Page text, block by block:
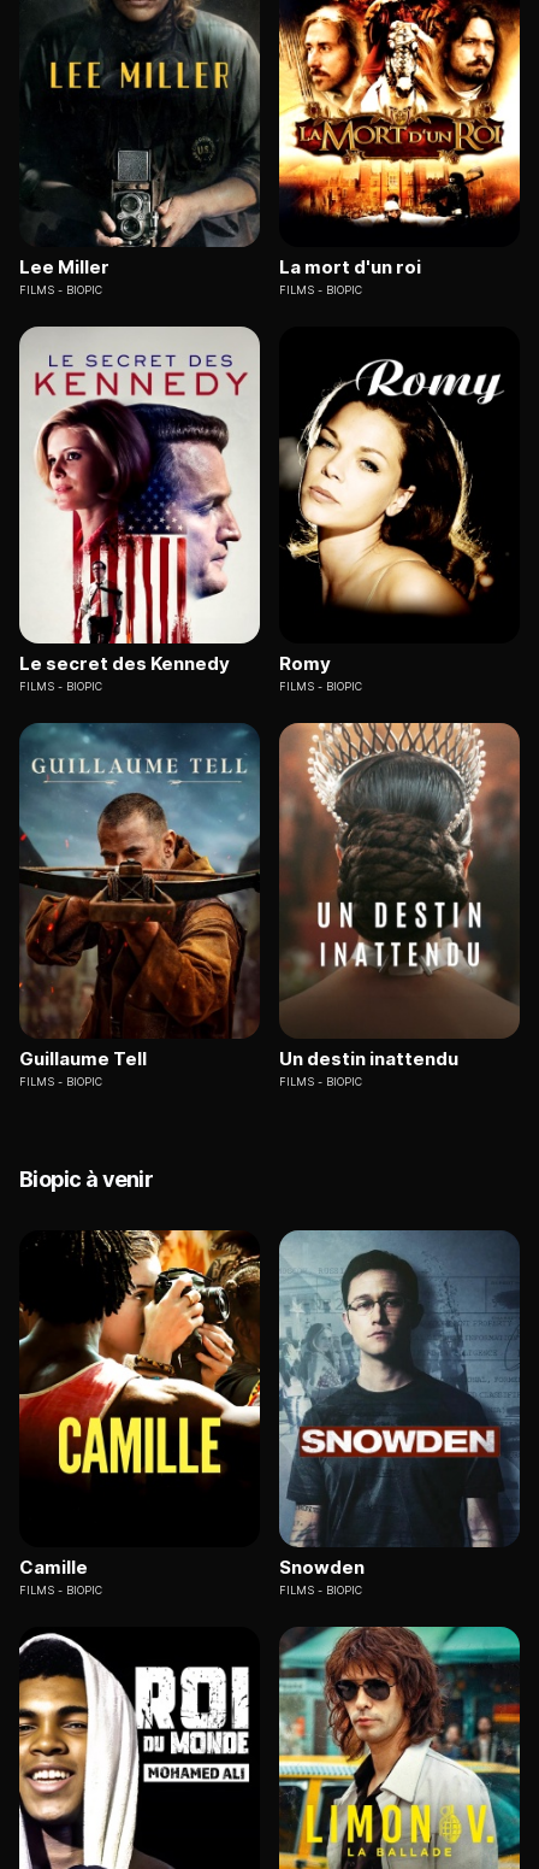
Lee Miller
FILMS BIOPIC
La mort d'un roi
FILMS BIOPIC
Le secret des Kennedy
FILMS BIOPIC
Romy
FILMS BIOPIC
Guillaume Tell
FILMS BIOPIC
Un destin inattendu
FILMS BIOPIC
Biopic à venir
Camille
FILMS BIOPIC
Snowden
FILMS BIOPIC